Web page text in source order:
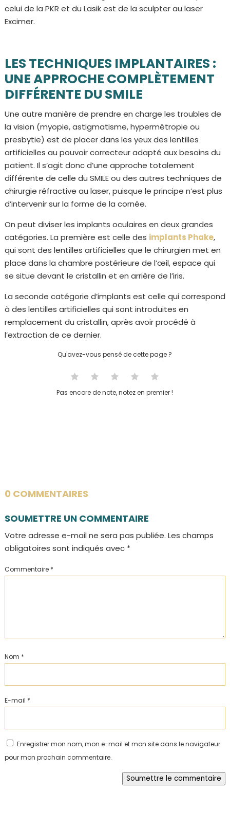
celui de la PKR et du Lasik est de la sculpter au laser
Excimer.
LES TECHNIQUES IMPLANTAIRES :
UNE APPROCHE COMPLÈTEMENT
DIFFÉRENTE DU SMILE
Une autre manière de prendre en charge les troubles de
la vision (myopie, astigmatisme, hypermétropie ou
presbytie) est de placer dans les yeux des lentilles
artificielles au pouvoir correcteur adapté aux besoins du
patient. Il s’agit donc d’une approche totalement
différente de celle du SMILE ou des autres techniques de
chirurgie réfractive au laser, puisque le principe n’est plus
d’intervenir sur la forme de la cornée.
On peut diviser les implants oculaires en deux grandes
catégories. La première est celle des implants Phake,
qui sont des lentilles artificielles que le chirurgien met en
place dans la chambre postérieure de l’œil, espace qui
se situe devant le cristallin et en arrière de l’iris.
La seconde catégorie d’implants est celle qui correspond
à des lentilles artificielles qui sont introduites en
remplacement du cristallin, après avoir procédé à
l’extraction de ce dernier.
Qu'avez-vous pensé de cette page ?
Pas encore de note, notez en premier !
0 COMMENTAIRES
SOUMETTRE UN COMMENTAIRE
Votre adresse e-mail ne sera pas publiée. Les champs
obligatoires sont indiqués avec *
Commentaire *
Nom *
E-mail *
Enregistrer mon nom, mon e-mail et mon site dans le navigateur
pour mon prochain commentaire.
Soumettre le commentaire